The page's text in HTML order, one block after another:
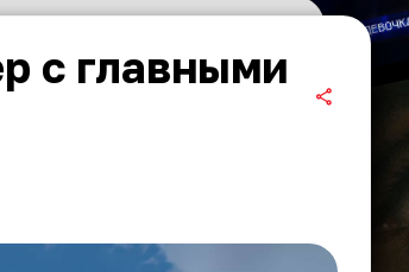
с главными